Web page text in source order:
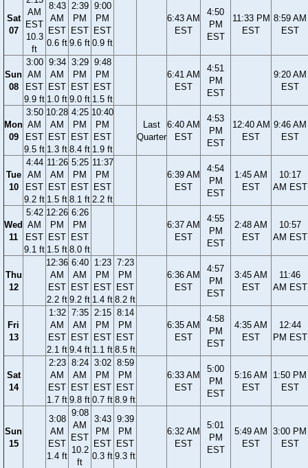
Sat
07
AM
EST
10.3
ft
8:43
AM
EST
0.6 ft
2:39
PM
EST
9.6 ft
9:00
PM
EST
0.9 ft
6:43 AM
EST
4:50
PM
EST
11:33 PM
EST
8:59 AM
EST
Sun
08
3:00
AM
EST
9.9 ft
9:34
AM
EST
1.0 ft
3:29
PM
EST
9.0 ft
9:48
PM
EST
1.5 ft
6:41 AM
EST
4:51
PM
EST
9:20 AM
EST
Mon
09
3:50
AM
EST
9.5 ft
10:28
AM
EST
1.3 ft
4:25
PM
EST
8.4 ft
10:40
PM
EST
1.9 ft
Last
Quarter
6:40 AM
EST
4:53
PM
EST
12:40 AM
EST
9:46 AM
EST
Tue
10
4:44
AM
EST
9.2 ft
11:26
AM
EST
1.5 ft
5:25
PM
EST
8.1 ft
11:37
PM
EST
2.2 ft
6:39 AM
EST
4:54
PM
EST
1:45 AM
EST
10:17
AM EST
Wed
11
5:42
AM
EST
9.1 ft
12:26
PM
EST
1.5 ft
6:26
PM
EST
8.0 ft
6:37 AM
EST
4:55
PM
EST
2:48 AM
EST
10:57
AM EST
Thu
12
12:36
AM
EST
2.2 ft
6:40
AM
EST
9.2 ft
1:23
PM
EST
1.4 ft
7:23
PM
EST
8.2 ft
6:36 AM
EST
4:57
PM
EST
3:45 AM
EST
11:46
AM EST
Fri
13
1:32
AM
EST
2.1 ft
7:35
AM
EST
9.4 ft
2:15
PM
EST
1.1 ft
8:14
PM
EST
8.5 ft
6:35 AM
EST
4:58
PM
EST
4:35 AM
EST
12:44
PM EST
Sat
14
2:23
AM
EST
1.7 ft
8:24
AM
EST
9.8 ft
3:02
PM
EST
0.7 ft
8:59
PM
EST
8.9 ft
6:33 AM
EST
5:00
PM
EST
5:16 AM
EST
1:50 PM
EST
Sun
15
3:08
AM
EST
1.4 ft
9:08
AM
EST
10.2
ft
3:43
PM
EST
0.3 ft
9:39
PM
EST
9.3 ft
6:32 AM
EST
5:01
PM
EST
5:49 AM
EST
3:00 PM
EST